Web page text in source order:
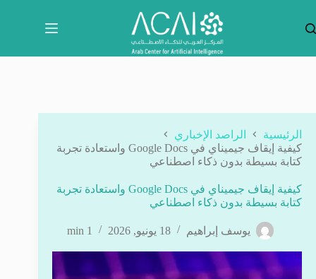
المحتوى
الرئيسية
الراصد الإخباري
كيفية إيقاف جيميناي في Google Docs واستعادة تجربة
كتابة بسيطة بدون ذكاء اصطناعي
كيفية إيقاف جيميناي في Google Docs واستعادة تجربة
كتابة بسيطة بدون ذكاء اصطناعي
يوسف إبراهيم 18 يونيو, 2026 1 min